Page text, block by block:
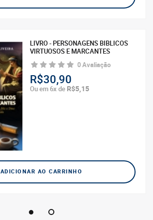
LIVRO - PERSONAGENS BIBLICOS
VIRTUOSOS E MARCANTES
0 Avaliação
R$30,90
Ou em 6x de R$5,15
ADICIONAR AO CARRINHO